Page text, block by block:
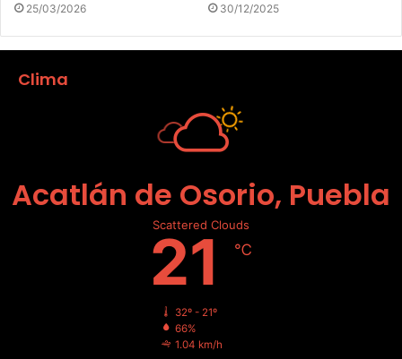
25/03/2026 30/12/2025
Clima
Acatlán de Osorio, Puebla
Scattered Clouds
21 ℃
32º - 21º
66%
1.04 km/h